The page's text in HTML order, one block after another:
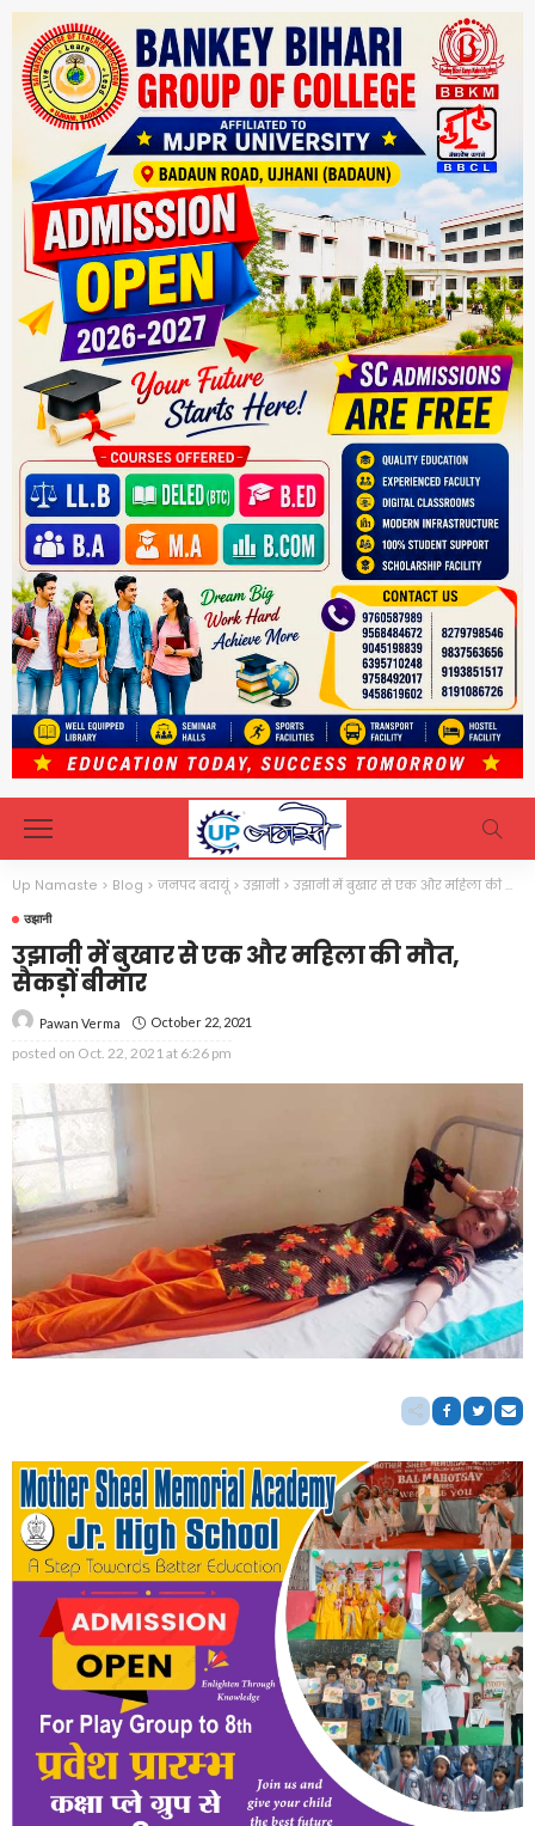
Up Namaste > Blog > जनपद बदायूं>उझानी >उझानी में बुखार से एक और महिला की मौत, सैकड़ों बीमार
उझानी
उझानी में बुखार से एक और महिला की मौत,
सैकड़ों बीमार
Pawan Verma October 22, 2021
posted on Oct. 22, 2021 at 6:26 pm